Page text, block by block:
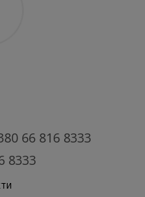
66 816 8333
8333